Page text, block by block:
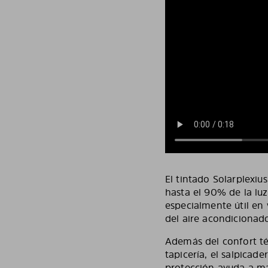
El tintado
hasta el 90% de la
especialmente útil en
del aire
Además del confort
tapicería, el